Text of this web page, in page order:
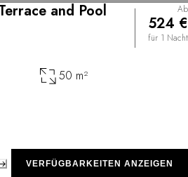
and Pool Ab
524 €
für 1 Nacht
50 m²
VERFÜGBARKEITEN ANZEIGEN